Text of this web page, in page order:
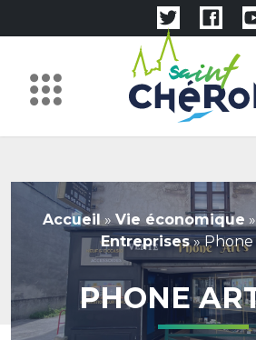
Accueil »Vie économique »
Entreprises»Phone
PHONE